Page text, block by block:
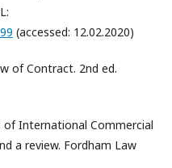
(accessed: 12.02.2020)
of Contract. 2nd ed.
of International Commercial
a review. Fordham Law